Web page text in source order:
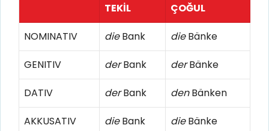
TEKİL ÇOĞUL
NOMINATIV dieBank dieBänke
GENITIV derBank derBänke
DATIV derBank denBänken
AKKUSATIV dieBank dieBänke